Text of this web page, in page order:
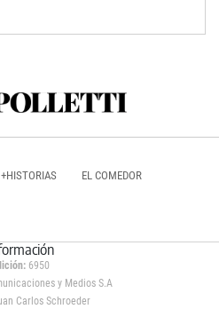
+HISTORIAS EL COMEDOR
6950
y Medios S.A
Carlos Schroeder